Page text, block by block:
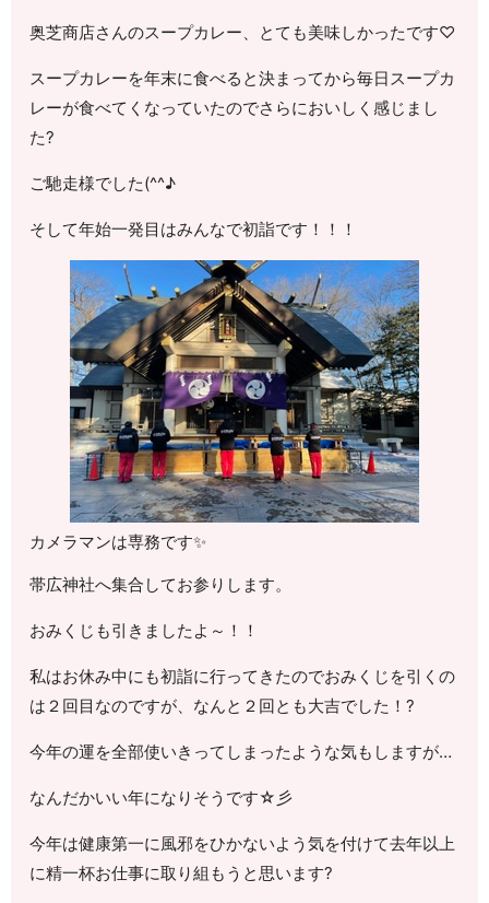
奥芝商店さんのスープカレー、とても美味しかったです♡
スープカレーを年末に食べると決まってから毎日スープカ
レーが食べてくなっていたのでさらにおいしく感じまし
た?
ご馳走様でした(^^♪
そして年始一発目はみんなで初詣です！！！
カメラマンは専務です✨
帯広神社へ集合してお参りします。
おみくじも引きましたよ～！！
私はお休み中にも初詣に行ってきたのでおみくじを引くの
は２回目なのですが、なんと２回とも大吉でした！?
今年の運を全部使いきってしまったような気もしますが…
なんだかいい年になりそうです☆彡
今年は健康第一に風邪をひかないよう気を付けて去年以上
に精一杯お仕事に取り組もうと思います?